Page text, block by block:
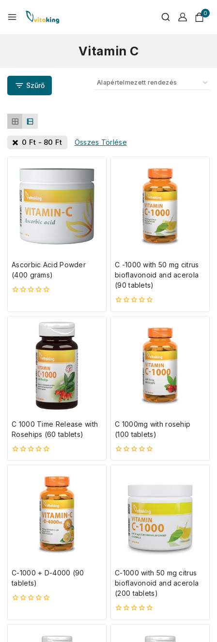
0
Vitamin C
Szűrő
0 Ft - 80 Ft Összes Törlése
Ascorbic Acid Powder
(400 grams)
ből
C -1000 with 50 mg citrus
bioflavonoid and acerola
(90 tablets)
0
5-
C 1000 Time Release with
Rosehips (60 tablets)
0
5-
C 1000mg with rosehip
(100 tablets)
0
5-
C-1000 + D-4000 (90
tablets)
ből
C-1000 with 50 mg citrus
bioflavonoid and acerola
(200 tablets)
0
5-